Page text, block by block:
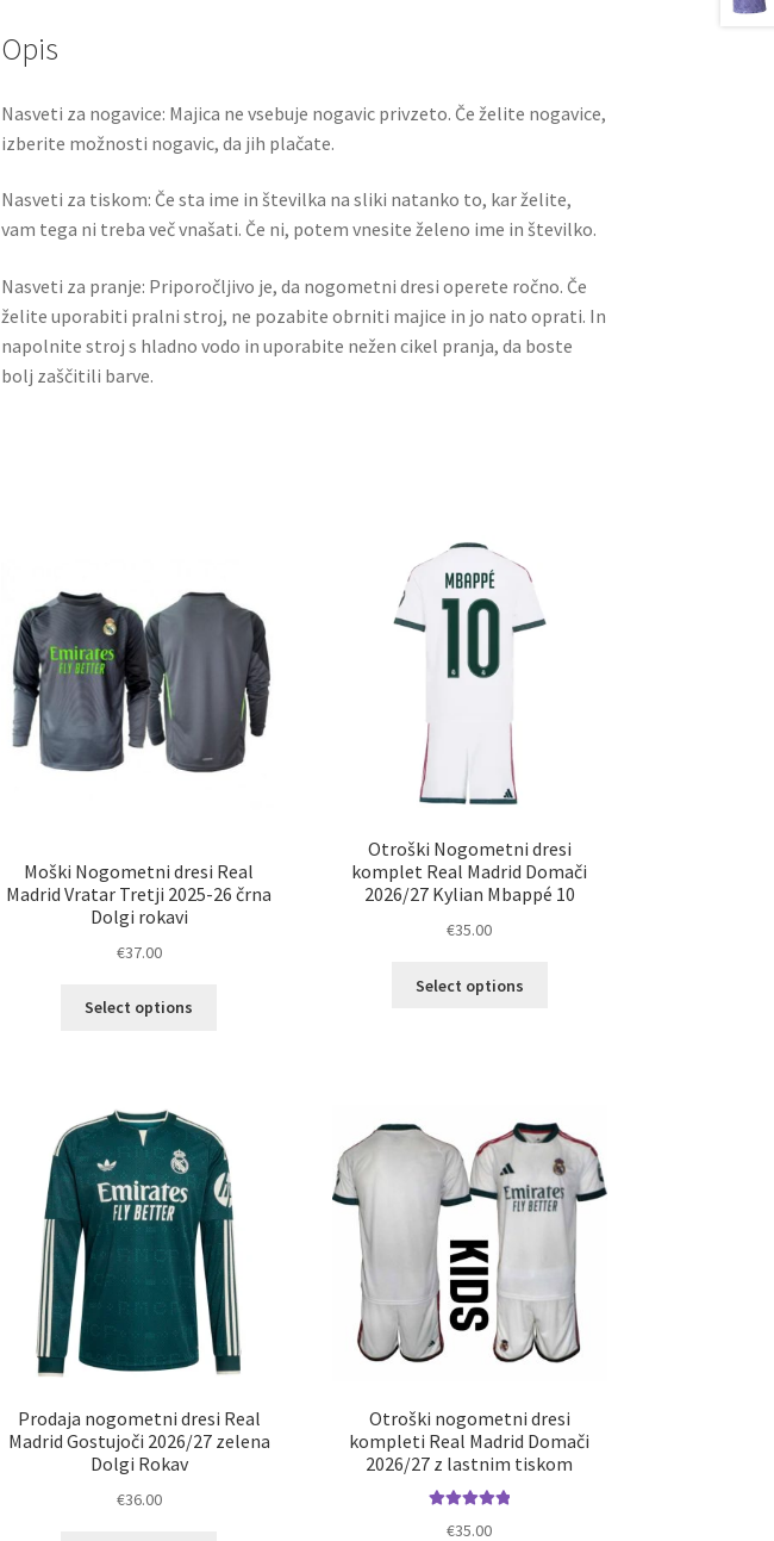
k
Opis
Nasveti za nogavice: Majica ne vsebuje nogavic privzeto. Če želite nogavice,
izberite možnosti nogavic, da jih plačate.
Nasveti za tiskom: Če sta ime in številka na sliki natanko to, kar želite,
vam tega ni treba več vnašati. Če ni, potem vnesite želeno ime in številko.
Nasveti za pranje: Priporočljivo je, da nogometni dresi operete ročno. Če
želite uporabiti pralni stroj, ne pozabite obrniti majice in jo nato oprati. In
napolnite stroj s hladno vodo in uporabite nežen cikel pranja, da boste
bolj zaščitili barve.
Moški Nogometni dresi Real
Madrid Vratar Tretji 2025-26 črna
Dolgi rokavi
€37.00
Select options
lahko
izberete
na
strani
izdelka
Otroški Nogometni dresi
komplet Real Madrid Domači
2026/27 Kylian Mbappé 10
€35.00
Select options
lahko
izberete
na
strani
Prodaja nogometni dresi Real
Madrid Gostujoči 2026/27 zelena
Dolgi Rokav
€36.00
Otroški nogometni dresi
kompleti Real Madrid Domači
2026/27 z lastnim tiskom
€35.00